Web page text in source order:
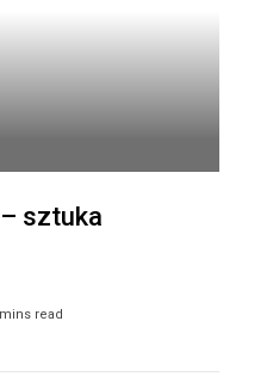
sztuka
read